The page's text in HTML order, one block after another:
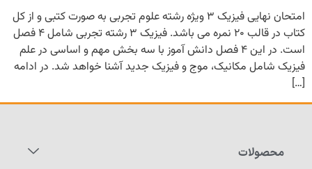
امتحان نهایی فیزیک ۳ ویژه رشته علوم تجربی به صورت کتبی و از کل
کتاب در قالب ۲۰ نمره می باشد. فیزیک ۳ رشته تجربی شامل ۴ فصل
است. در این ۴ فصل دانش آموز با سه بخش مهم و اساسی در علم
فیزیک شامل مکانیک، موج و فیزیک جدید آشنا خواهد شد. در ادامه
[…]
محصولات